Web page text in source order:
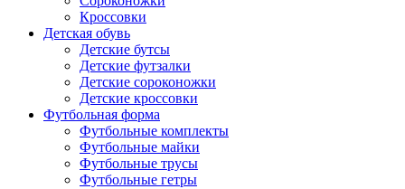
Кроссовки
Детская обувь
Детские бутсы
Детские футзалки
Детские сороконожки
Детские кроссовки
Футбольная форма
Футбольные комплекты
Футбольные майки
Футбольные трусы
Футбольные гетры